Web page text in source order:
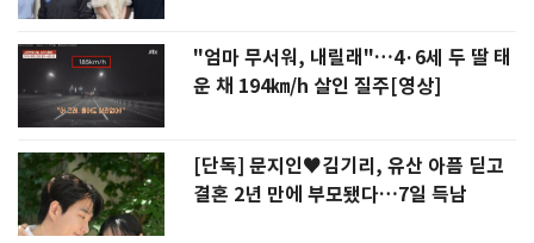
"엄마 무서워, 내릴래"…4·6세 두 딸 태
운 채 194㎞/h 살인 질주[영상]
[단독] 문지인♥김기리, 유산 아픔 딛고
결혼 2년 만에 부모됐다…7일 득남